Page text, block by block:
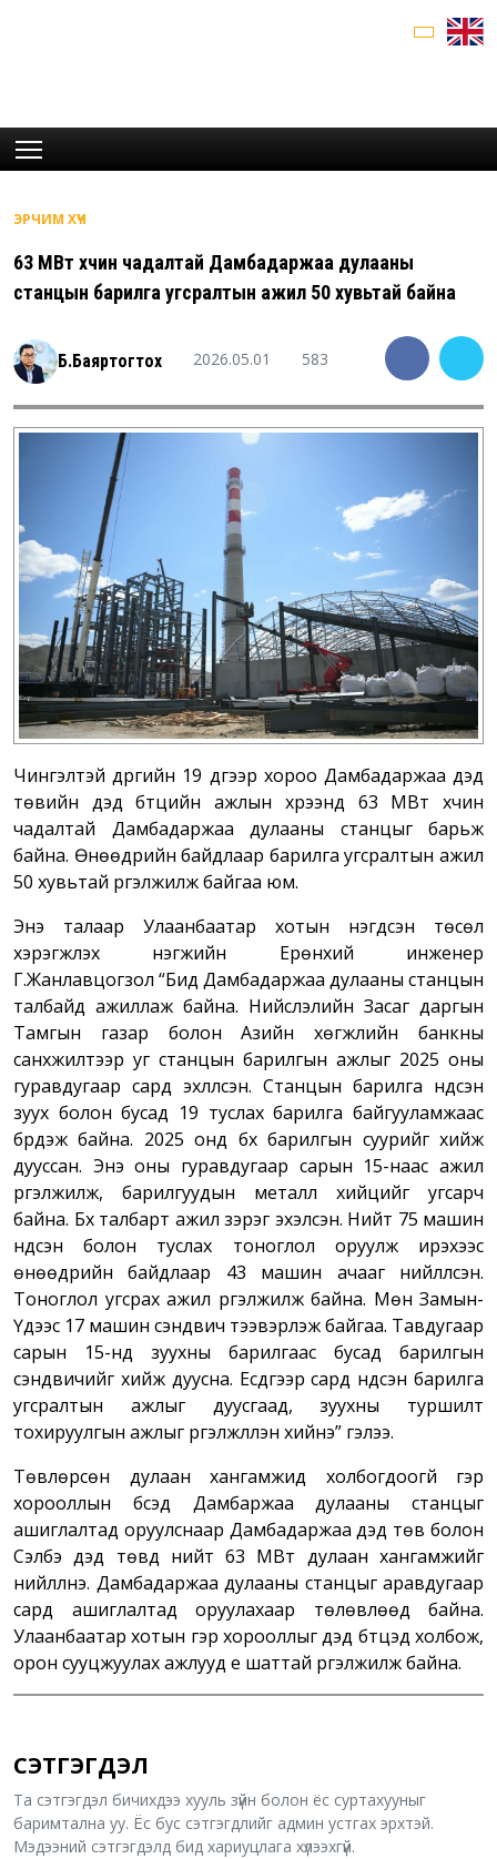
ЭРЧИМ ХҮЧ
63 МВт хүчин чадалтай Дамбадаржаа дулааны
станцын барилга угсралтын ажил 50 хувьтай байна
Б.Баяртогтох 2026.05.01 583
Чингэлтэй дүүргийн 19 дүгээр хороо Дамбадаржаа дэд
төвийн дэд бүтцийн ажлын хүрээнд 63 МВт хүчин
чадалтай Дамбадаржаа дулааны станцыг барьж
байна. Өнөөдрийн байдлаар барилга угсралтын ажил
50 хувьтай үргэлжилж байгаа юм.
Энэ талаар Улаанбаатар хотын нэгдсэн төсөл
хэрэгжүүлэх нэгжийн Ерөнхий инженер
Г.Жанлавцогзол “Бид Дамбадаржаа дулааны станцын
талбайд ажиллаж байна. Нийслэлийн Засаг даргын
Тамгын газар болон Азийн хөгжлийн банкны
санхүүжилтээр уг станцын барилгын ажлыг 2025 оны
гуравдугаар сард эхлүүлсэн. Станцын барилга үндсэн
зуух болон бусад 19 туслах барилга байгууламжаас
бүрдэж байна. 2025 онд бүх барилгын суурийг хийж
дууссан. Энэ оны гуравдугаар сарын 15-наас ажил
үргэлжилж, барилгуудын металл хийцийг угсарч
байна. Бүх талбарт ажил зэрэг эхэлсэн. Нийт 75 машин
үндсэн болон туслах тоноглол оруулж ирэхээс
өнөөдрийн байдлаар 43 машин ачааг нийлүүлсэн.
Тоноглол угсрах ажил үргэлжилж байна. Мөн Замын-
Үүдээс 17 машин сэндвич тээвэрлэж байгаа. Тавдугаар
сарын 15-нд зуухны барилгаас бусад барилгын
сэндвичийг хийж дуусна. Есдүгээр сард үндсэн барилга
угсралтын ажлыг дуусгаад, зуухны туршилт
тохируулгын ажлыг үргэлжлүүлэн хийнэ” гэлээ.
Төвлөрсөн дулаан хангамжид холбогдоогүй гэр
хорооллын бүсэд Дамбаржаа дулааны станцыг
ашиглалтад оруулснаар Дамбадаржаа дэд төв болон
Сэлбэ дэд төвд нийт 63 МВт дулаан хангамжийг
нийлүүлнэ. Дамбадаржаа дулааны станцыг аравдугаар
сард ашиглалтад оруулахаар төлөвлөөд байна.
Улаанбаатар хотын гэр хорооллыг дэд бүтцэд холбож,
орон сууцжуулах ажлууд үе шаттай үргэлжилж байна.
СЭТГЭГДЭЛ
Та сэтгэгдэл бичихдээ хууль зүйн болон ёс суртахууныг
баримтална уу. Ёс бус сэтгэгдлийг админ устгах эрхтэй.
Мэдээний сэтгэгдэлд бид хариуцлага хүлээхгүй.